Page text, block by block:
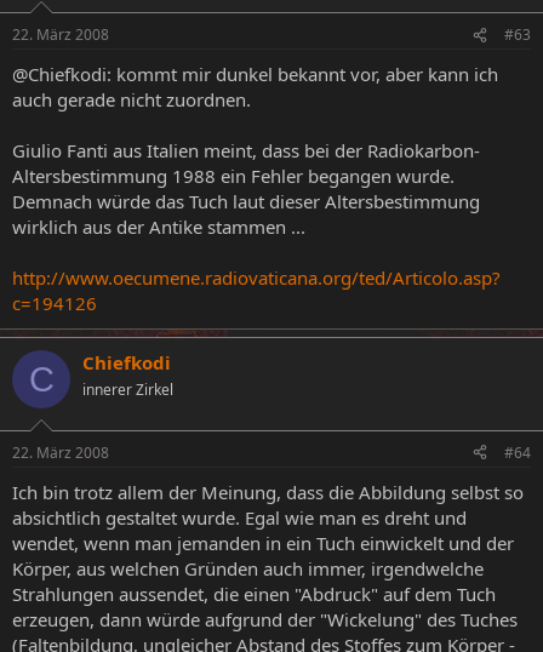
22. März 2008 #63
@Chiefkodi: kommt mir dunkel bekannt vor, aber kann ich
auch gerade nicht zuordnen.
Giulio Fanti aus Italien meint, dass bei der Radiokarbon-
Altersbestimmung 1988 ein Fehler begangen wurde.
Demnach würde das Tuch laut dieser Altersbestimmung
wirklich aus der Antike stammen ...
http://www.oecumene.radiovaticana.org/ted/Articolo.asp?
c=194126
C Chiefkodi
innerer Zirkel
22. März 2008 #64
Ich bin trotz allem der Meinung, dass die Abbildung selbst so
absichtlich gestaltet wurde. Egal wie man es dreht und
wendet, wenn man jemanden in ein Tuch einwickelt und der
Körper, aus welchen Gründen auch immer, irgendwelche
Strahlungen aussendet, die einen "Abdruck" auf dem Tuch
erzeugen, dann würde aufgrund der "Wickelung" des Tuches
(Faltenbildung, ungleicher Abstand des Stoffes zum Körper -